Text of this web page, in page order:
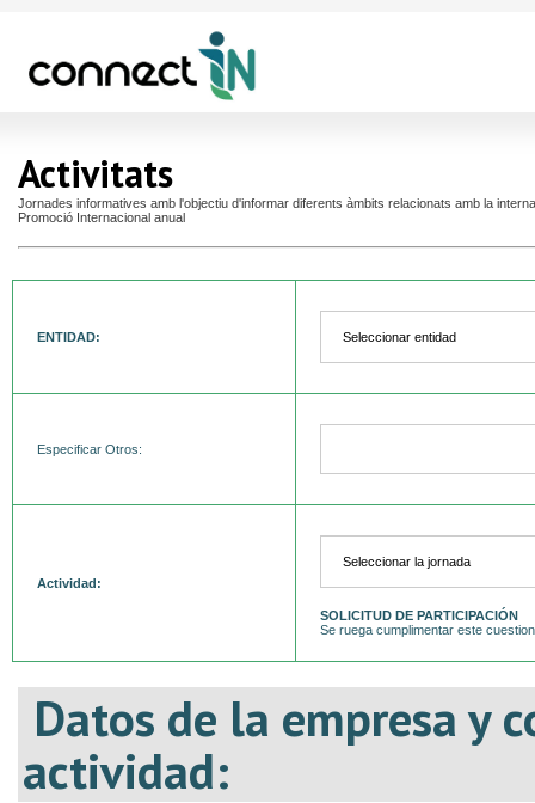
Activitats
Jornades informatives amb l'objectiu d'informar diferents àmbits relacionats amb la
Promoció Internacional anual
ENTIDAD:
Especificar Otros:
Actividad:
SOLICITUD DE PARTICIPACIÓN
Se ruega cumplimentar este
Datos de la empresa y
actividad: